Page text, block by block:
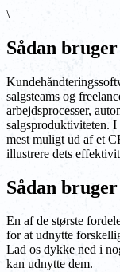
\
Sådan
salgsteams og
arbejdsprocesser,
salgsproduktiviteten.
mest muligt ud af et
illustrere dets
Sådan
En af de største
for at udnytte
Lad os dykke ned i
kan udnytte dem.